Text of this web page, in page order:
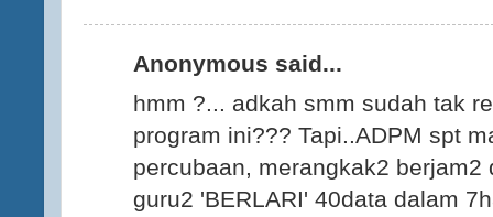
Anonymous said...
hmm ?... adkah smm sudah tak
program ini??? Tapi..ADPM spt
percubaan, merangkak2
guru2 'BERLARI' 40data dalam